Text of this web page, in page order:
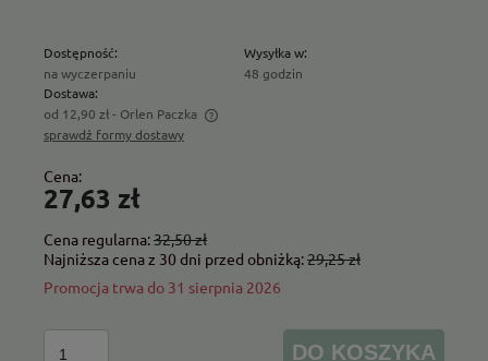
Dostępność:
na wyczerpaniu
Wysyłka w:
48 godzin
Dostawa:
od 12,90 zł- Orlen Paczka
Cena nie zawiera ewentualnych kosztów płatności
sprawdź formy dostawy
Cena:
27,63 zł
Cena regularna:32,50 zł
Najniższa cena z 30 dni przed obniżką:29,25 zł
Promocja trwa do 31 sierpnia 2026
DO KOSZYKA